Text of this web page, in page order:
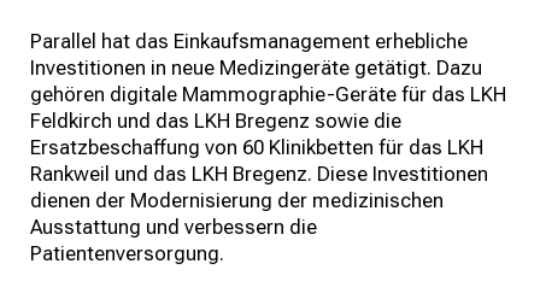
Parallel hat das Einkaufsmanagement erhebliche
Investitionen in neue Medizingeräte getätigt. Dazu
gehören digitale Mammographie-Geräte für das LKH
Feldkirch und das LKH Bregenz sowie die
Ersatzbeschaffung von 60 Klinikbetten für das LKH
Rankweil und das LKH Bregenz. Diese Investitionen
dienen der Modernisierung der medizinischen
Ausstattung und verbessern die
Patientenversorgung.